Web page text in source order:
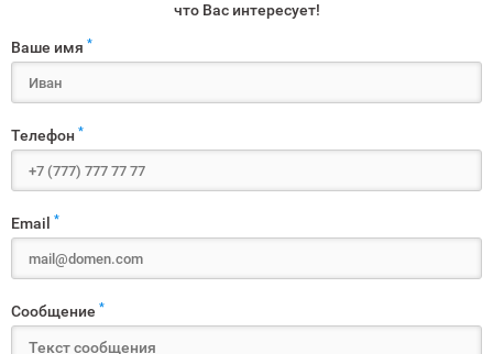
что Вас интересует!
Ваше имя *
Телефон *
Email *
Сообщение *